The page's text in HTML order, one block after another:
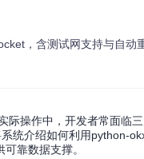
操作中，开发者常面临
统介绍如何利用python-
靠数据支撑。